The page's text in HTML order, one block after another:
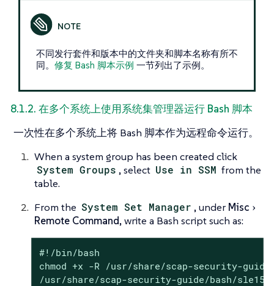
不同发行套件和版本中的文件夹和脚本名称有所不
同。 修复 Bash 脚本示例 一节列出了示例。
8.1.2. 在多个系统上使用系统集管理器运行 Bash 脚本
一次性在多个系统上将 Bash 脚本作为远程命令运行。
When a system group has been created click
System Groups , select Use in SSM from the
table.
From the System Set Manager , under Misc
Remote Command, write a Bash script such as:
#!/bin/bash
chmod +x -R /usr/share/scap-security-
/usr/share/scap-security-guide/bash/